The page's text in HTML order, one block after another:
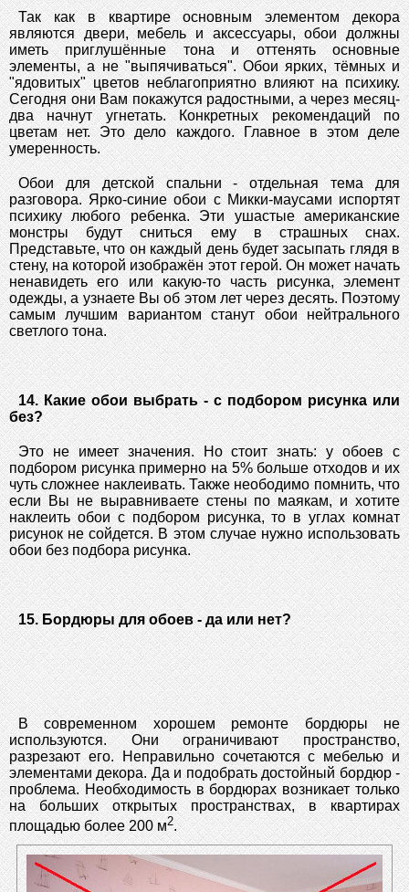
Так как в квартире основным элементом декора
являются двери, мебель и аксессуары, обои должны
иметь приглушённые тона и оттенять основные
элементы, а не "выпячиваться". Обои ярких, тёмных и
"ядовитых" цветов неблагоприятно влияют на психику.
Сегодня они Вам покажутся радостными, а через месяц-
два начнут угнетать. Конкретных рекомендаций по
цветам нет. Это дело каждого. Главное в этом деле
умеренность.
Обои для детской спальни - отдельная тема для
разговора. Ярко-синие обои с Микки-маусами испортят
психику любого ребенка. Эти ушастые американские
монстры будут сниться ему в страшных снах.
Представьте, что он каждый день будет засыпать глядя в
стену, на которой изображён этот герой. Он может начать
ненавидеть его или какую-то часть рисунка, элемент
одежды, а узнаете Вы об этом лет через десять. Поэтому
самым лучшим вариантом станут обои нейтрального
светлого тона.
14. Какие обои выбрать - с подбором рисунка или
без?
Это не имеет значения. Но стоит знать: у обоев с
подбором рисунка примерно на 5% больше отходов и их
чуть сложнее наклеивать. Также неободимо помнить, что
если Вы не выравниваете стены по маякам, и хотите
наклеить обои с подбором рисунка, то в углах комнат
рисунок не сойдется. В этом случае нужно использовать
обои без подбора рисунка.
15. Бордюры для обоев - да или нет?
В современном хорошем ремонте бордюры не
используются. Они ограничивают пространство,
разрезают его. Неправильно сочетаются с мебелью и
элементами декора. Да и подобрать достойный бордюр -
проблема. Необходимость в бордюрах возникает только
на больших открытых пространствах, в квартирах
площадью более 200 м2.